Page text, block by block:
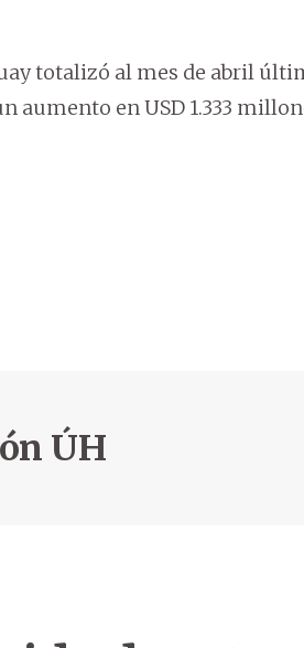
totalizó al mes de abril
aumento en USD 1.333
ÚH